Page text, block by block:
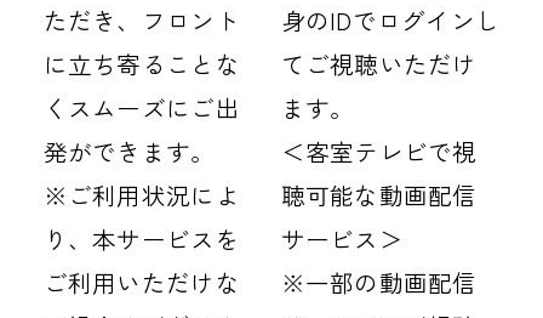
ただき、フロント
に立ち寄ることな
くスムーズにご出
発ができます。
※ご利用状況によ
り、本サービスを
ご利用いただけな
身のIDでログインし
てご視聴いただけ
ます。
＜客室テレビで視
聴可能な動画配信
サービス＞
※一部の動画配信